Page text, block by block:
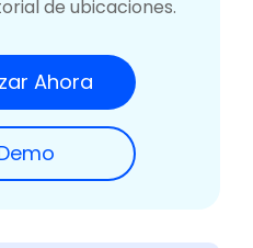
de ubicaciones.
Ahora